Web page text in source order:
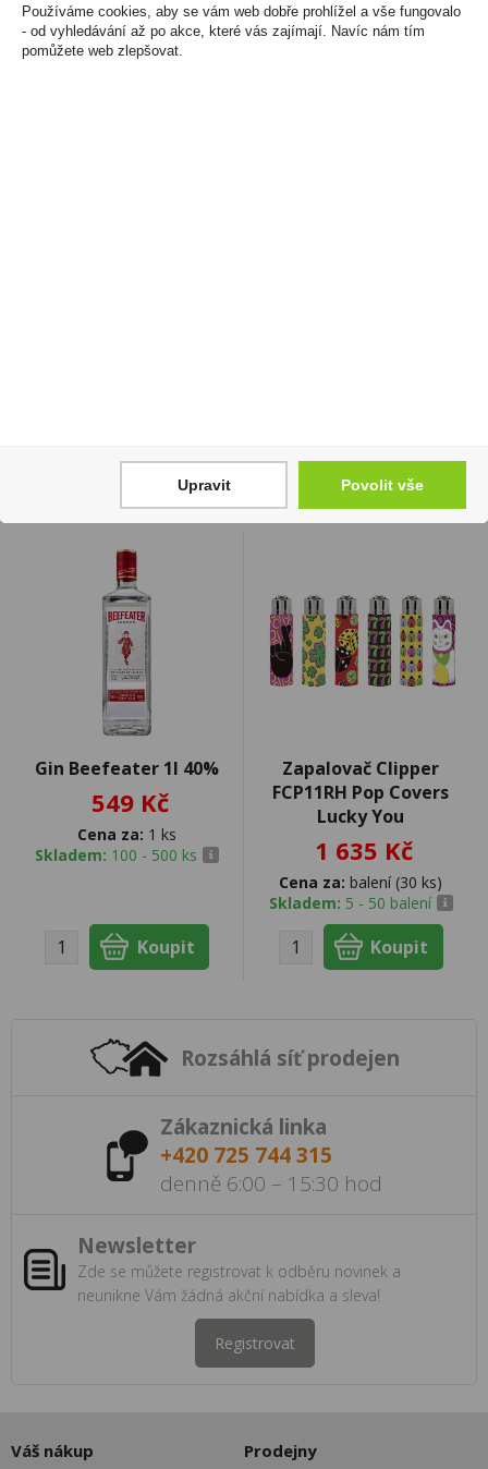
Gin Beefeater 1l 40%
549 Kč
Cena za: 1 ks
Skladem: 100 - 500 ks
Zapalovač Clipper
FCP11RH Pop Covers
Lucky You
1 635 Kč
Cena za: balení (30 ks)
Skladem: 5 - 50 balení
Rozsáhlá síť prodejen
Zákaznická linka
+420 725 744 315
denně 6:00 – 15:30 hod
Newsletter
Zde se můžete registrovat k odběru novinek a
neunikne Vám žádná akční nabídka a sleva!
Registrovat
Váš nákup Prodejny
Používáme cookies, aby se vám web dobře prohlížel a vše fungovalo
- od vyhledávání až po akce, které vás zajímají. Navíc nám tím
pomůžete web zlepšovat.
Upravit Povolit vše